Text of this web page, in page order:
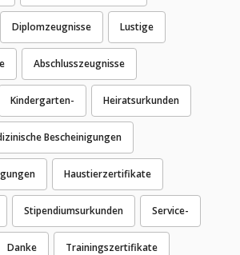
Diplomzeugnisse Lustige
Abschlusszeugnisse
Kindergarten- Heiratsurkunden
Bescheinigungen
Haustierzertifikate
Stipendiumsurkunden Service-
Danke Trainingszertifikate